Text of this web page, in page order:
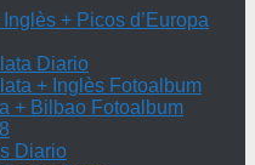
+ Picos d’Europa
Diario
+ Inglès Fotoalbum
+ Bilbao Fotoalbum
Diario